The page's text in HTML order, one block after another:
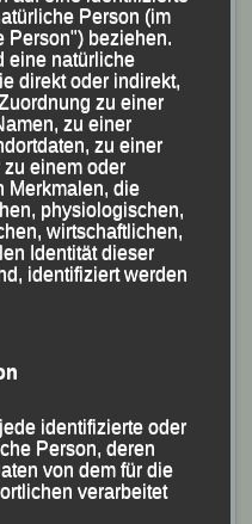
Person (im
Person") beziehen.
eine natürliche
direkt oder indirekt,
zu einer
zu einer
zu einer
einem oder
Merkmalen, die
physiologischen,
wirtschaftlichen,
Identität dieser
identifiziert werden
identifizierte oder
Person, deren
von dem für die
verarbeitet